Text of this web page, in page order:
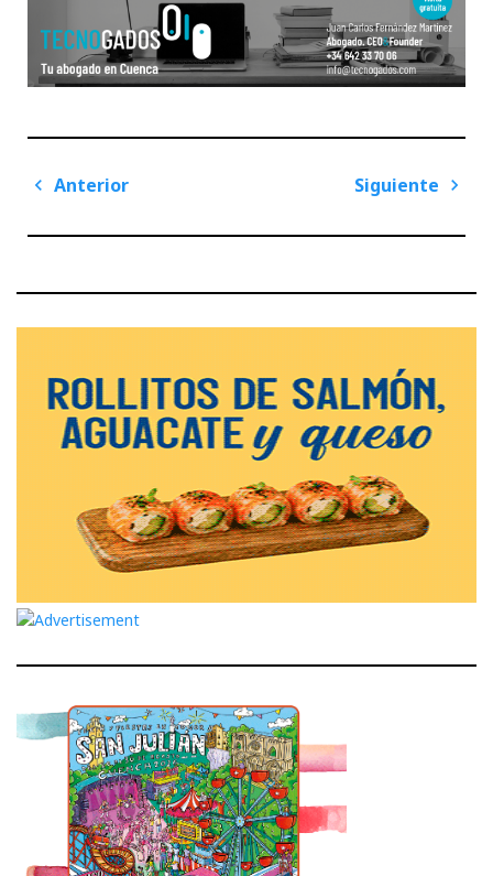
Navegación
entradas
Anterior
Siguiente